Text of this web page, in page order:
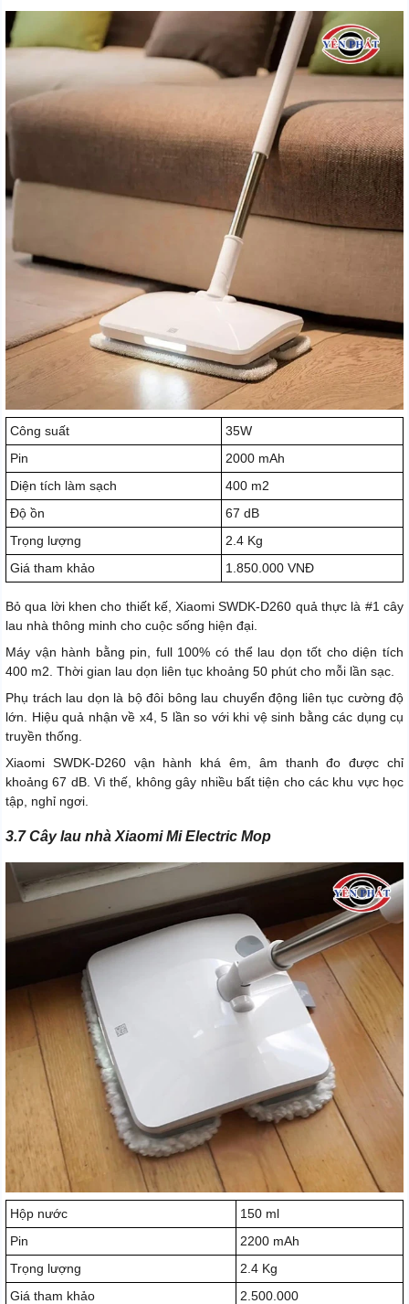
Công suất
35W
Pin
2000 mAh
Diện tích làm sạch
400 m2
Độ ồn
67 dB
Trọng lượng
2.4 Kg
Giá tham khảo
1.850.000 VNĐ
Bỏ qua lời khen cho thiết kế, Xiaomi SWDK-D260 quả thực là #1 cây
lau nhà thông minh cho cuộc sống hiện đại.
Máy vận hành bằng pin, full 100% có thể lau dọn tốt cho diện tích
400 m2. Thời gian lau dọn liên tục khoảng 50 phút cho mỗi lần sạc.
Phụ trách lau dọn là bộ đôi bông lau chuyển động liên tục cường độ
lớn. Hiệu quả nhận về x4, 5 lần so với khi vệ sinh bằng các dụng cụ
truyền thống.
Xiaomi SWDK-D260 vận hành khá êm, âm thanh đo được chỉ
khoảng 67 dB. Vì thế, không gây nhiều bất tiện cho các khu vực học
tập, nghỉ ngơi.
3.7 Cây lau nhà Xiaomi Mi Electric Mop
Hộp nước
150 ml
Pin
2200 mAh
Trọng lượng
2.4 Kg
Giá tham khảo
2.500.000